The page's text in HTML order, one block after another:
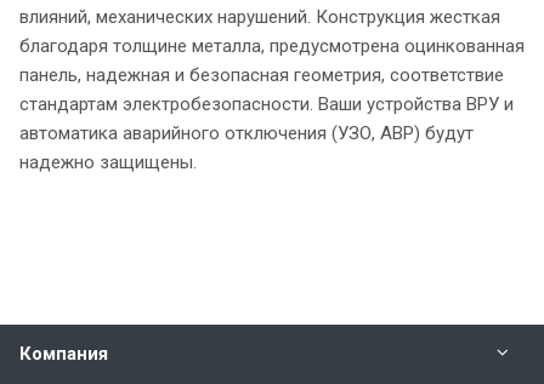
влияний, механических нарушений. Конструкция жесткая
благодаря толщине металла, предусмотрена оцинкованная
панель, надежная и безопасная геометрия, соответствие
стандартам электробезопасности. Ваши устройства ВРУ и
автоматика аварийного отключения (УЗО, АВР) будут
надежно защищены.
Компания